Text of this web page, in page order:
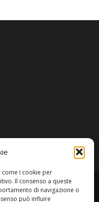
i cookie per
Il consenso a queste
di navigazione o
può influire